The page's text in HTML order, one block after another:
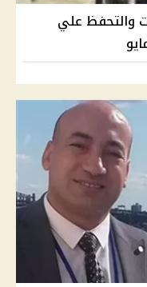
سيدات والتحفظ علي